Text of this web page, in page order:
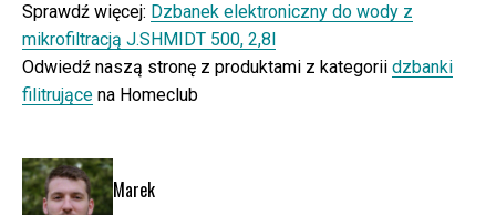
Sprawdź więcej: Dzbanek elektroniczny do wody z
mikrofiltracją J.SHMIDT 500, 2,8l
Odwiedź naszą stronę z produktami z kategorii dzbanki
filitrujące na Homeclub
Marek